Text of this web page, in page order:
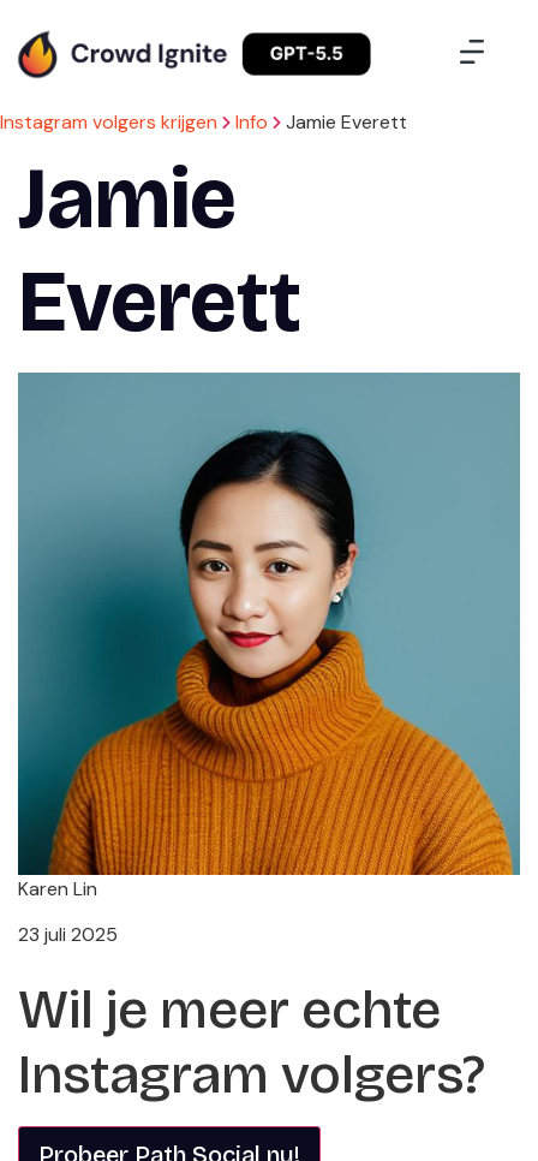
Instagram volgers krijgen Info Jamie Everett
Jamie
Everett
Karen Lin
23 juli 2025
Wil je meer echte
Instagram volgers?
Probeer Path Social nu!